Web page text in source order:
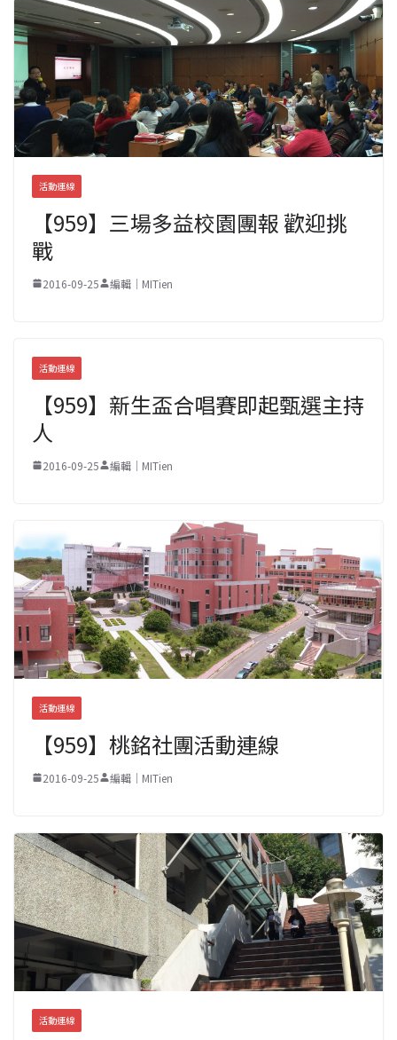
活動連線
【959】三場多益校園團報 歡迎挑
戰
2016-09-25 編輯｜MITien
活動連線
【959】新生盃合唱賽即起甄選主持
人
2016-09-25 編輯｜MITien
活動連線
【959】桃銘社團活動連線
2016-09-25 編輯｜MITien
活動連線